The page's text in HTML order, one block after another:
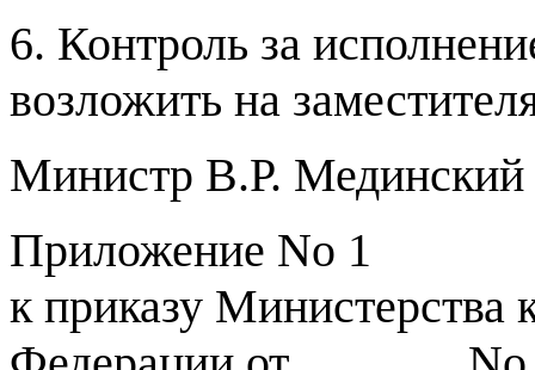
6. Контроль за
возложить на
Министр В.Р. Мединский
Приложение No 1
к приказу Министерства